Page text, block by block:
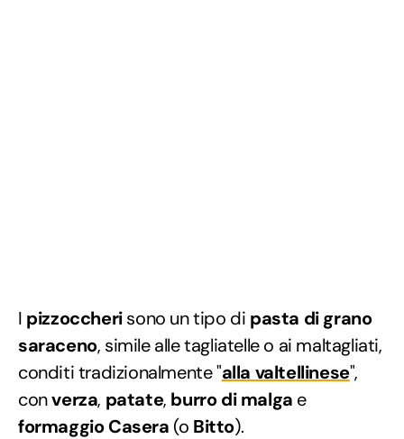
I pizzoccherisono un tipo di pasta di grano
saraceno, simile alle tagliatelle o ai maltagliati,
conditi tradizionalmente "alla valtellinese",
converza, patate, burro di malga e
formaggio Casera (o Bitto).